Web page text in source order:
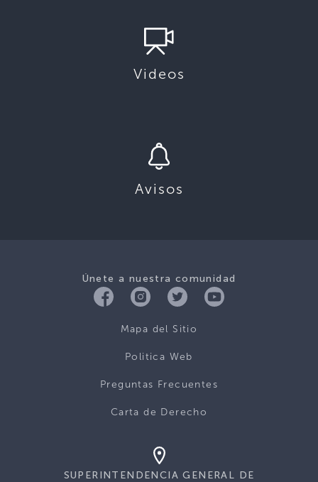
Videos
Avisos
Únete a nuestra comunidad
Mapa del Sitio
Politica Web
Preguntas Frecuentes
Carta de Derecho
SUPERINTENDENCIA GENERAL DE